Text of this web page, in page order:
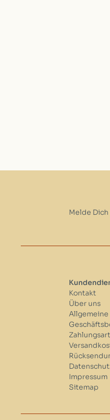
Melde
Kontakt
Über uns
Allgemeine
Impressum
Sitemap